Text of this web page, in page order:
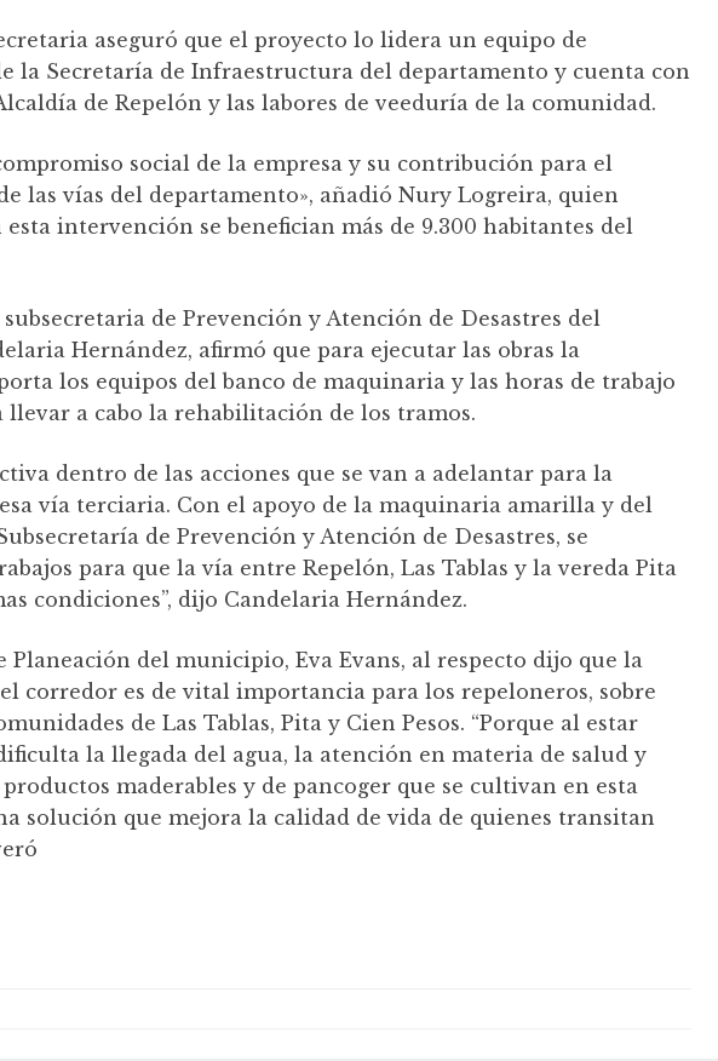
aseguró que el proyecto lo lidera un equipo de
la Secretaría de Infraestructura del departamento y cuenta con
de Repelón y las labores de veeduría de la comunidad.
social de la empresa y su contribución para el
las vías del departamento», añadió Nury Logreira, quien
intervención se benefician más de 9.300 habitantes del
de Prevención y Atención de Desastres del
Hernández, afirmó que para ejecutar las obras la
los equipos del banco de maquinaria y las horas de trabajo
llevar a cabo la rehabilitación de los tramos.
dentro de las acciones que se van a adelantar para la
vía terciaria. Con el apoyo de la maquinaria amarilla y del
de Prevención y Atención de Desastres, se
para que la vía entre Repelón, Las Tablas y la vereda Pita
condiciones”, dijo Candelaria Hernández.
Planeación del municipio, Eva Evans, al respecto dijo que la
corredor es de vital importancia para los repeloneros, sobre
de Las Tablas, Pita y Cien Pesos. “Porque al estar
la llegada del agua, la atención en materia de salud y
maderables y de pancoger que se cultivan en esta
solución que mejora la calidad de vida de quienes transitan